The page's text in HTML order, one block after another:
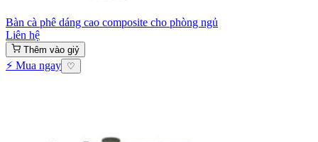
Bàn cà phê dáng cao composite cho phòng ngủ
Liên hệ
Thêm vào giỷ
⚡ Mua ngay ♡